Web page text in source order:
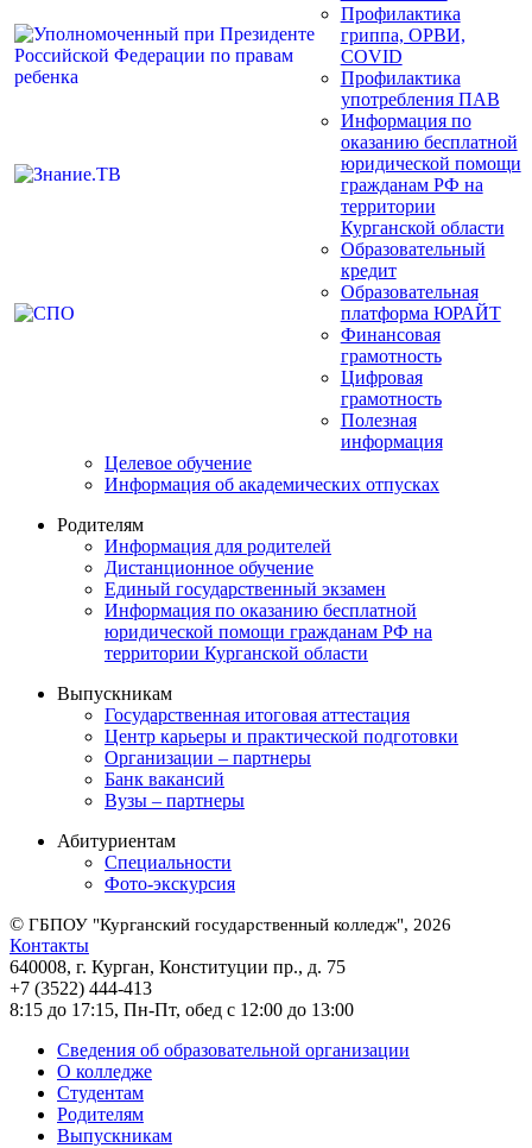
Профилактика
гриппа, ОРВИ,
COVID
Профилактика
употребления ПАВ
Информация по
оказанию бесплатной
юридической помощи
гражданам РФ на
территории
Курганской области
Образовательный
кредит
Образовательная
платформа ЮРАЙТ
Финансовая
грамотность
Цифровая
грамотность
Полезная
информация
Целевое обучение
Информация об академических отпусках
Родителям
Информация для родителей
Дистанционное обучение
Единый государственный экзамен
Информация по оказанию бесплатной
юридической помощи гражданам РФ на
территории Курганской области
Выпускникам
Государственная итоговая аттестация
Центр карьеры и практической подготовки
Организации – партнеры
Банк вакансий
Вузы – партнеры
Абитуриентам
Специальности
Фото-экскурсия
© ГБПОУ "Курганский государственный колледж", 2026
Контакты
640008, г. Курган, Конституции пр., д. 75
+7 (3522) 444-413
8:15 до 17:15, Пн-Пт, обед с 12:00 до 13:00
Сведения об образовательной организации
О колледже
Студентам
Родителям
Выпускникам